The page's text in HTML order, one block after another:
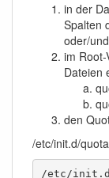
in der
Spalten
oder/
im
Dateien
den
/etc/init.d/
/etc/